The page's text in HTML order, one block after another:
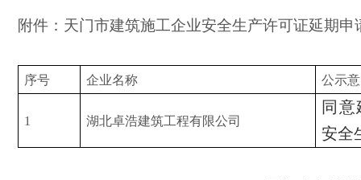
附件：天门市建筑施工企业安全生产许可证延期申
序号 企业名称 公示
1 湖北卓浩建筑工程有限公司
同
安全